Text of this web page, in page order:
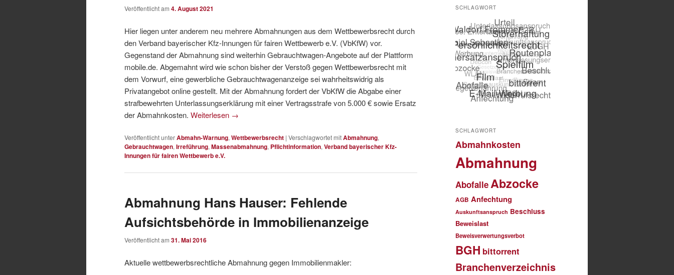
Veröffentlicht am 4. August 2021
Hier liegen unter anderem neu mehrere Abmahnungen aus dem Wettbewerbsrecht durch
den Verband bayerischer Kfz-Innungen für fairen Wettbewerb e.V. (VbKfW) vor.
Gegenstand der Abmahnung sind weiterhin Gebrauchtwagen-Angebote auf der Plattform
mobile.de. Abgemahnt wird wie schon bisher der Verstoß gegen Wettbewerbsrecht mit
dem Vorwurf, eine gewerbliche Gebrauchtwagenanzeige sei wahrheitswidrig als
Privatangebot online gestellt. Mit der Abmahnung fordert der VbKfW die Abgabe einer
strafbewehrten Unterlassungserklärung mit einer Vertragsstrafe von 5.000 € sowie Ersatz
der Abmahnkosten. Weiterlesen →
Veröffentlicht unterAbmahn-Warnung, Wettbewerbsrecht | Verschlagwortet mitAbmahnung,
Gebrauchtwagen, Irreführung, Massenabmahnung, Pflichtinformation, Verband bayerischer Kfz-
Innungen für fairen Wettbewerb e.V.
Abmahnung Hans Hauser: Fehlende
Aufsichtsbehörde in Immobilienanzeige
Veröffentlicht am 31. Mai 2016
Aktuelle wettbewerbsrechtliche Abmahnung gegen Immobilienmakler:
SCHLAGWORT
SCHLAGWORT
Abmahnkosten
Abmahnung
AbofalleAbzocke
AGB Anfechtung
Auskunftsanspruch Beschluss
Beweislast
Beweisverwertungsverbot
BGH bittorrent
Branchenverzeichnis